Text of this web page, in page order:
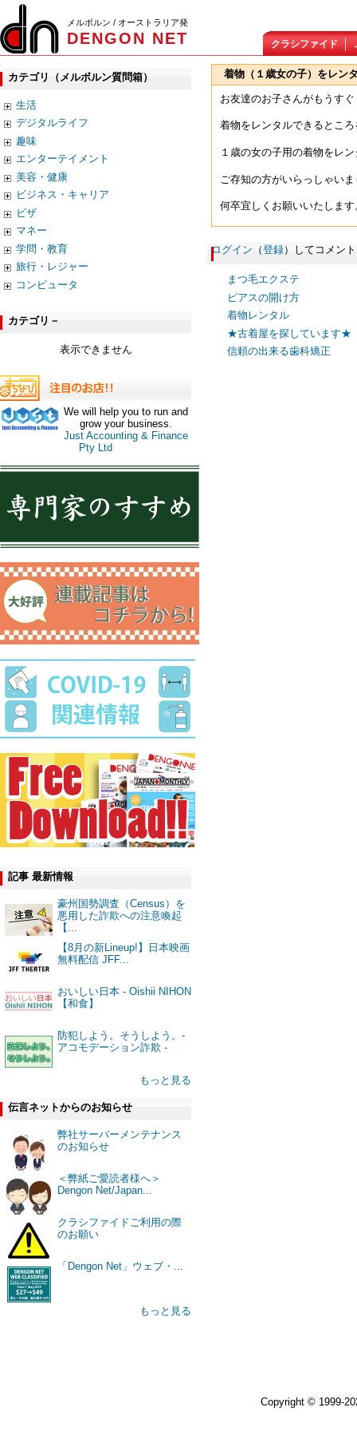
メルボルン / オーストラリア発
DENGON NET クラシファイド
カテゴリ（メルボルン質問箱）
生活
デジタルライフ
趣味
エンターテイメント
美容・健康
ビジネス・キャリア
ビザ
マネー
学問・教育
旅行・レジャー
コンピュータ
カテゴリ－
表示できません
We will help you to run and
grow your business.
Just Accounting & Finance
Pty Ltd
記事 最新情報
豪州国勢調査（Census）を
悪用した詐欺への注意喚起
【...
【8月の新Lineup!】日本映画
無料配信 JFF...
おいしい日本 - Oishii NIHON
【和食】
防犯しよう。そうしよう。-
アコモデーション詐欺 -
もっと見る
伝言ネットからのお知らせ
弊社サーバーメンテナンス
のお知らせ
＜弊紙ご愛読者様へ＞
Dengon Net/Japan...
クラシファイドご利用の際
のお願い
「Dengon Net」ウェブ・...
もっと見る
着物（１歳女の子）をレン
お友達のお子さんがもうす
着物をレンタルできるとこ
１歳の女の子用の着物をレ
ご存知の方がいらっしゃい
何卒宜しくお願いいたします
ログイン （登録）してコメン
まつ毛エクステ
ピアスの開け方
着物レンタル
★古着屋を探しています★
信頼の出来る歯科矯正
Copyright © 1999-